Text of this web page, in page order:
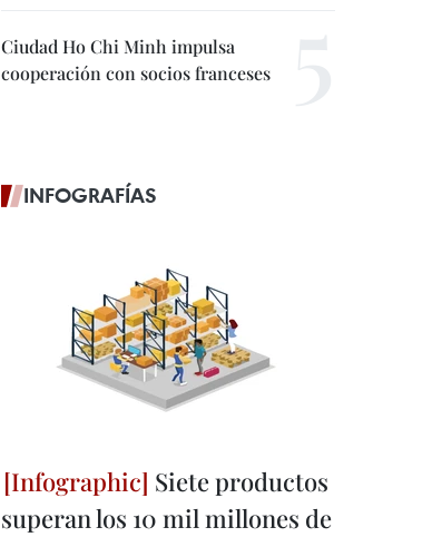
Ciudad Ho Chi Minh impulsa
cooperación con socios franceses
INFOGRAFÍAS
Siete productos
superan los 10 mil millones de